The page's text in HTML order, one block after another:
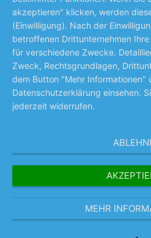
AGB
Cookie-
akzeptieren" klicken, werden
(Einwilligung). Nach der
betroffenen Drittunternehmen
für verschiedene Zwecke.
Zweck, Rechtsgrundlagen,
dem Button "Mehr Informationen"
Datenschutzerklärung einsehen.
jederzeit widerrufen.
MEHR